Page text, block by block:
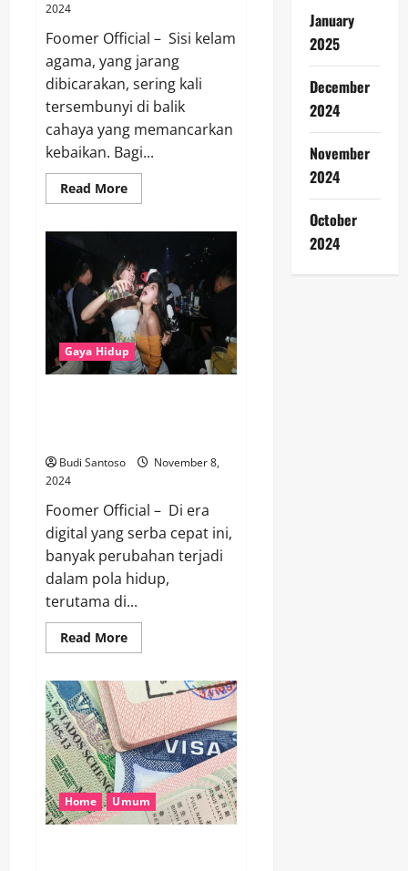
2024
Foomer Official – Sisi kelam
agama, yang jarang
dibicarakan, sering kali
tersembunyi di balik
cahaya yang memancarkan
kebaikan. Bagi...
Read MoreRead
more
Agama:
Apa
yang
Tidak
Pernah
Diberitahukan
kepada
Anda!
Gaya Hidup
Budi Santoso
November 8,
2024
Foomer Official – Di era
digital yang serba cepat ini,
banyak perubahan terjadi
dalam pola hidup,
terutama di...
Read MoreRead
more
Gaya
Hidup
Hedonisme
yang
Kini
Jadi
Tren
di
Kalangan
Gen
Z
Home Umum
January
2025
December
2024
November
2024
October
2024